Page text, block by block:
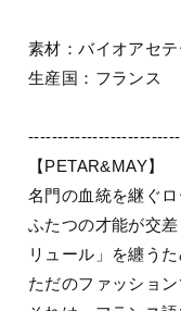
素材：バイオアセテ
生産国：フランス
【PETAR&MAY】
名門の血統を継ぐロ
ふたつの才能が交
リュール」を纏う
ただのファッション